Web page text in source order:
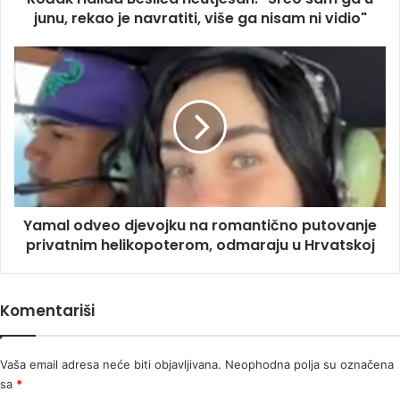
više
nisam
ni
vidio"
junu, rekao je navratiti, više ga nisam ni vidio"
Yamal
odveo
djevojku
na
romantično
putovanje
privatnim
helikopoterom,
odmaraju
Hrvatskoj
Yamal odveo djevojku na romantično putovanje
privatnim helikopoterom, odmaraju u Hrvatskoj
Komentariši
Vaša email adresa neće biti objavljivana. Neophodna polja su označena
sa *